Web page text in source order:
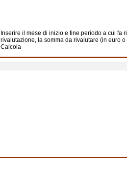
Inserire il mese di inizio e fine periodo a cui fa
rivalutazione, la somma da rivalutare (in euro
Calcola